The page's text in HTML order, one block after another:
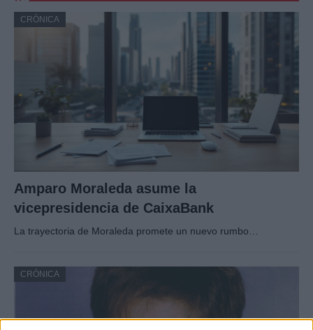
CRÓNICA
Amparo Moraleda asume la
vicepresidencia de CaixaBank
La trayectoria de Moraleda promete un nuevo rumbo…
CRÓNICA